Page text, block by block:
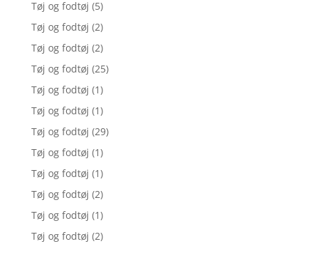
Tøj og fodtøj (5)
Tøj og fodtøj (2)
Tøj og fodtøj (2)
Tøj og fodtøj (25)
Tøj og fodtøj (1)
Tøj og fodtøj (1)
Tøj og fodtøj (29)
Tøj og fodtøj (1)
Tøj og fodtøj (1)
Tøj og fodtøj (2)
Tøj og fodtøj (1)
Tøj og fodtøj (2)